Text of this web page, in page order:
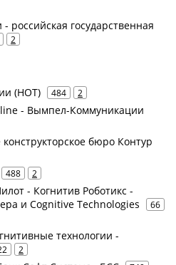
- российская государственная
2
(НОТ) 484 2
- Вымпел-Коммуникации
бюро Контур
488 2
- Когнитив Роботикс -
и Cognitive Technologies
66
технологии -
2